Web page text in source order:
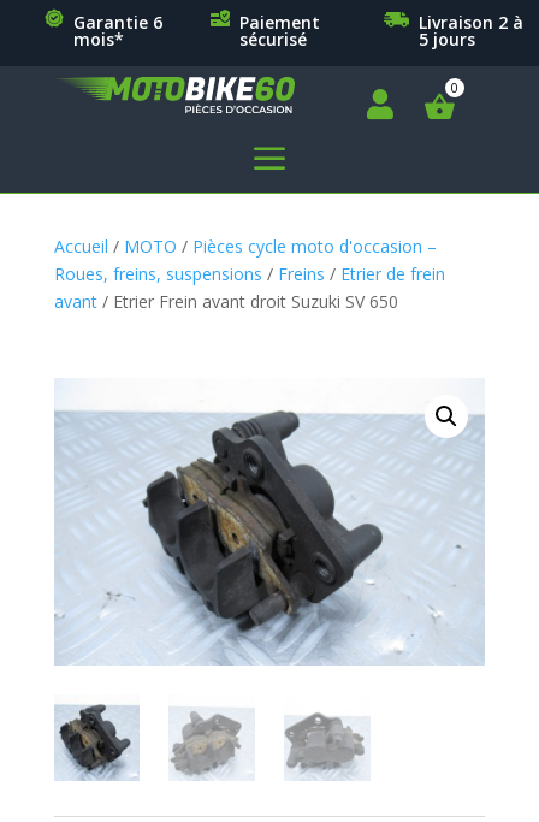
Garantie 6
mois*
Paiement
sécurisé
Livraison 2 à
5 jours

a
Accueil / MOTO / Pièces cycle moto d'occasion –
Roues, freins, suspensions / Freins / Etrier de frein
avant/ Etrier Frein avant droit Suzuki SV 650